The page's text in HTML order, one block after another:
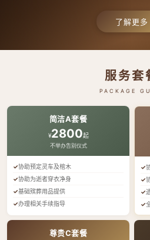
了解更多
服务套
PACKAGE
简洁A套餐
¥2800起
不举办告别仪式
协助预定灵车及棺木
协助为逝者穿衣净身
基础殡葬用品提供
办理相关手续指导
尊贵C套餐